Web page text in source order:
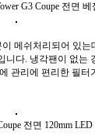
G3 Coupe 전면 베
메쉬처리되어 있
다. 냉각팬이 없는
관리에 편리한 필
전면 120mm